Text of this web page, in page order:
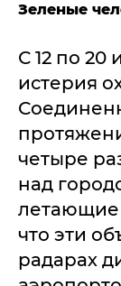
Зеленые
С 12 по 20
истерия
четыре
над
летающие
что эти
радарах